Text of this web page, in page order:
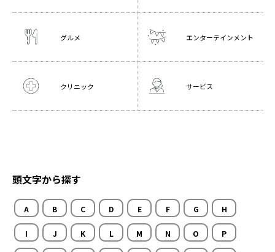
グルメ エンターテインメント
クリニック サービス
頭文字から探す
A B C D E F G H
I J K L M N O P